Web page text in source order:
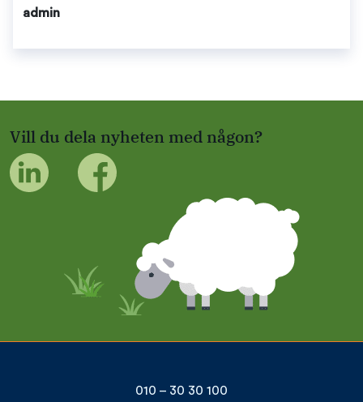
admin
Vill du dela nyheten med någon?
010 – 30 30 100